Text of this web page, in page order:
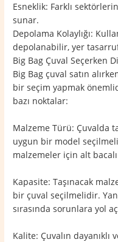
Esneklik: Farklı
sunar.
Depolama Kolaylığı:
depolanabilir, yer
Big Bag Çuval Seçerken
Big Bag çuval satın
bir seçim yapmak
bazı noktalar:
Malzeme Türü: Çuvalda
uygun bir model
malzemeler için alt
Kapasite: Taşınacak
bir çuval seçilmelidir.
sırasında sorunlara yol
Kalite: Çuvalın dayanıklı